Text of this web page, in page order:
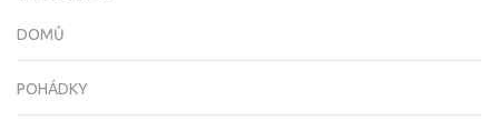
DOMŮ
POHÁDKY